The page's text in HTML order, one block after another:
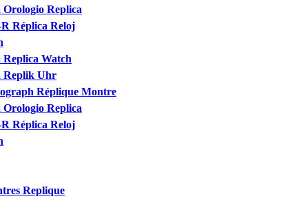
Replica
Réplica Reloj
Watch
Replik Uhr
Réplique Montre
Replica
Réplica Reloj
Replique